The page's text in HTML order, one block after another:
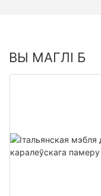
ВЫ МАГЛІ Б